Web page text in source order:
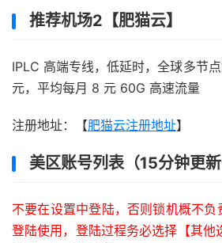
推荐机场2【肥猫云】
IPLC 高端专线，低延时，全球多节
元，平均每月 8 元 60G 高速流量
注册地址：【肥猫云注册地址】
美区账号列表（15分钟更新
不要在设置中登陆，否则锁机概不
登陆使用，登陆过程务必选择【其他